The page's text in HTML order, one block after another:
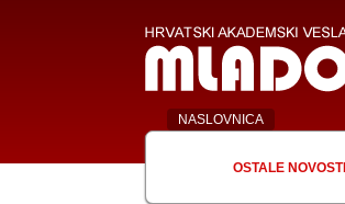
NASLOVNICA
OSTALE NOVOSTI